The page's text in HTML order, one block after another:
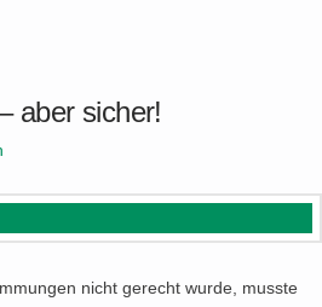
aber sicher!
nicht gerecht wurde, musste